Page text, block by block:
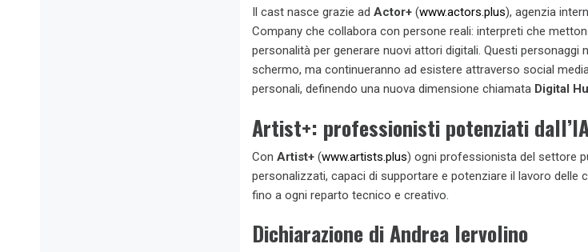
Il cast nasce grazie ad Actor+ (www.actors.plus), agenzia
Company che collabora con persone reali: interpreti che
personalità per generare nuovi attori digitali. Questi personaggi
schermo, ma continueranno ad esistere attraverso social
personali, definendo una nuova dimensione chiamata Digital
Artist+: professionisti potenziati
Con Artist+ (www.artists.plus) ogni professionista del settore
personalizzati, capaci di supportare e potenziare il lavoro delle
fino a ogni reparto tecnico e creativo.
Dichiarazione di Andrea Iervolino